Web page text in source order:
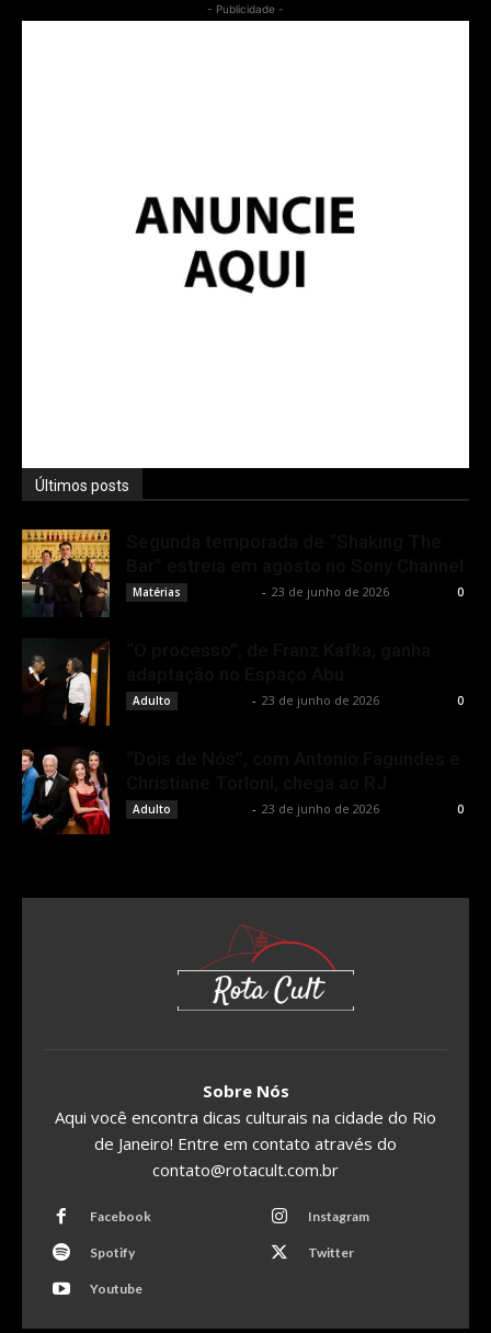
- Publicidade -
Últimos posts
Matérias - 23 de junho de 2026 0
Adulto - 23 de junho de 2026 0
Adulto - 23 de junho de 2026 0
Sobre Nós
Aqui você encontra dicas culturais na cidade do Rio
de Janeiro! Entre em contato através do
contato@rotacult.com.br
Facebook Instagram
Spotify Twitter
Youtube